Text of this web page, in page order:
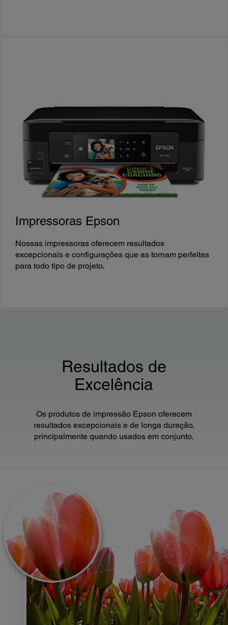
Impressoras Epson
Nossas impressoras oferecem resultados
excepcionais e configurações que as tornam perfeitas
para todo tipo de projeto.
Resultados de
Excelência
Os produtos de impressão Epson oferecem
resultados excepcionais e de longa duração,
principalmente quando usados em conjunto.